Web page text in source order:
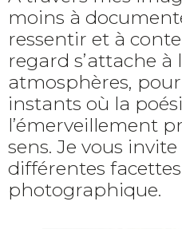
moins à
ressentir et à
regard s’attache
atmosphères,
instants où la
l’émerveillement
sens. Je vous
différentes
photographique.